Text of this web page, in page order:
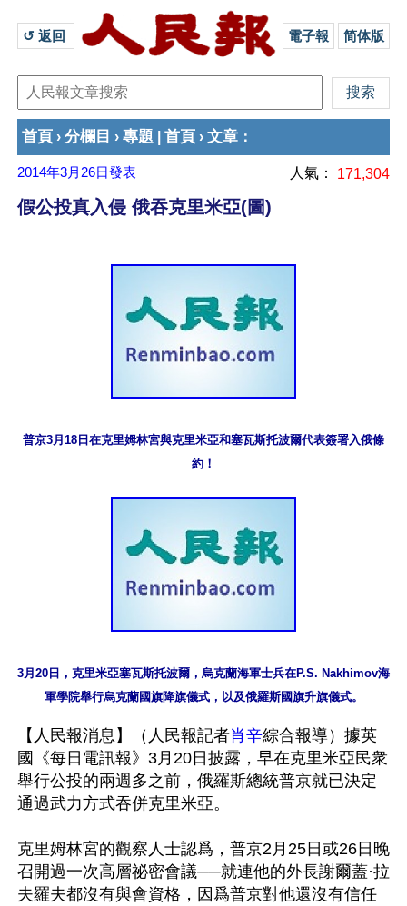
↺ 返回 電子報 简体版
首頁 › 分欄目 › 專題 首頁 › 文章 ：
2014年3月26日發表 人氣： 171,304
假公投真入侵 俄吞克里米亞(圖)
普京3月18日在克里姆林宮與克里米亞和塞瓦斯托波爾代表簽署入俄條
約！
3月20日，克里米亞塞瓦斯托波爾，烏克蘭海軍士兵在P.S. Nakhimov海
軍學院舉行烏克蘭國旗降旗儀式，以及俄羅斯國旗升旗儀式。
【人民報消息】（人民報記者肖辛綜合報導）據英
國《每日電訊報》3月20日披露，早在克里米亞民衆
舉行公投的兩週多之前，俄羅斯總統普京就已決定
通過武力方式吞併克里米亞。
克里姆林宮的觀察人士認爲，普京2月25日或26日晚
召開過一次高層祕密會議──就連他的外長謝爾蓋·拉
夫羅夫都沒有與會資格，因爲普京對他還沒有信任